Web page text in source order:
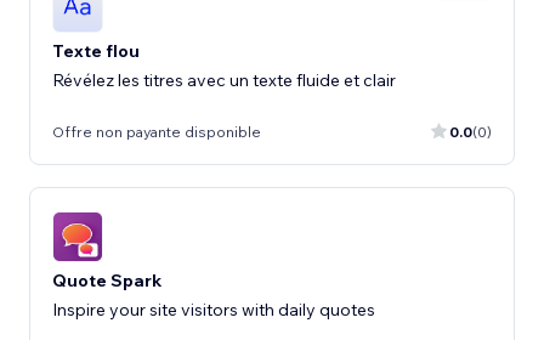
Texte flou
Révélez les titres avec un texte fluide et clair
Offre non payante disponible 0.0(0)
Quote Spark
Inspire your site visitors with daily quotes